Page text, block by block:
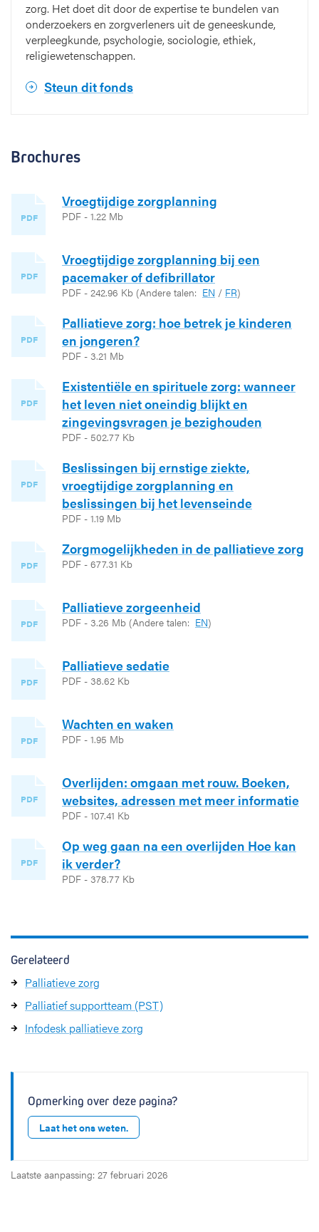
zorg. Het doet dit door de expertise te bundelen van
onderzoekers en zorgverleners uit de geneeskunde,
verpleegkunde, psychologie, sociologie, ethiek,
religiewetenschappen.
Steun dit fonds
Brochures
PDF
Vroegtijdige zorgplanning
PDF - 1.22 Mb
PDF
Vroegtijdige zorgplanning bij een
pacemaker of defibrillator
PDF - 242.96 Kb (Andere talen: EN / FR)
PDF
Palliatieve zorg: hoe betrek je kinderen
en jongeren?
PDF - 3.21 Mb
PDF
Existentiële en spirituele zorg: wanneer
het leven niet oneindig blijkt en
zingevingsvragen je bezighouden
PDF - 502.77 Kb
PDF
Beslissingen bij ernstige ziekte,
vroegtijdige zorgplanning en
beslissingen bij het levenseinde
PDF - 1.19 Mb
PDF
Zorgmogelijkheden in de palliatieve zorg
PDF - 677.31 Kb
PDF
Palliatieve zorgeenheid
PDF - 3.26 Mb (Andere talen: EN)
PDF
Palliatieve sedatie
PDF - 38.62 Kb
PDF
Wachten en waken
PDF - 1.95 Mb
PDF
Overlijden: omgaan met rouw. Boeken,
websites, adressen met meer informatie
PDF - 107.41 Kb
PDF
Op weg gaan na een overlijden Hoe kan
ik verder?
PDF - 378.77 Kb
Gerelateerd
Palliatieve zorg
Palliatief supportteam (PST)
Infodesk palliatieve zorg
Opmerking over deze pagina?
Laat het ons weten.
Laatste aanpassing: 27 februari 2026